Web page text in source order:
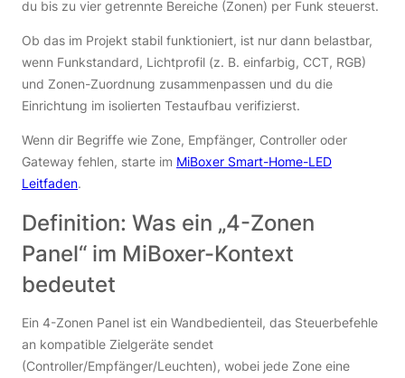
du bis zu vier getrennte Bereiche (Zonen) per Funk steuerst.
Ob das im Projekt stabil funktioniert, ist nur dann belastbar,
wenn Funkstandard, Lichtprofil (z. B. einfarbig, CCT, RGB)
und Zonen-Zuordnung zusammenpassen und du die
Einrichtung im isolierten Testaufbau verifizierst.
Wenn dir Begriffe wie Zone, Empfänger, Controller oder
Gateway fehlen, starte im MiBoxer Smart-Home-LED
Leitfaden.
Definition: Was ein „4-Zonen
Panel“ im MiBoxer-Kontext
bedeutet
Ein 4-Zonen Panel ist ein Wandbedienteil, das Steuerbefehle
an kompatible Zielgeräte sendet
(Controller/Empfänger/Leuchten), wobei jede Zone eine